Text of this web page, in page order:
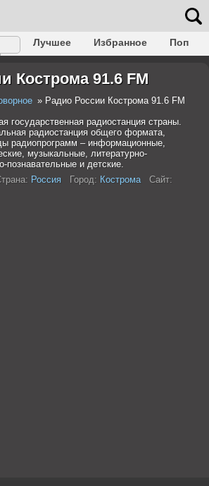
Лучшее Избранное
Поп
Транс Дип-хаус
Фолк
Кострома 91.6 FM
Радио России Кострома 91.6 FM
государственная радиостанция страны.
радиостанция общего формата,
радиопрограмм – информационные,
музыкальные, литературно-
познавательные и детские.
Россия Город: Кострома
Сайт: